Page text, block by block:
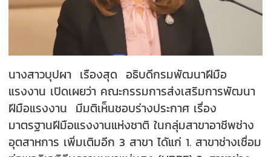
นางสาวบุปผา เรืองสุด อธิบดีกรมพัฒนาฝีมือ
แรงงาน เปิดเผยว่า คณะกรรมการส่งเสริมการพัฒนา
ฝีมือแรงงาน มีมติเห็นชอบร่างประกาศ เรื่อง
มาตรฐานฝีมือแรงงานแห่งชาติ ในกลุ่มสาขาอาชีพช่าง
อุตสาหการ เพิ่มเติมอีก 3 สาขา ไดัแก่ 1. สาขาช่างเชื่อม